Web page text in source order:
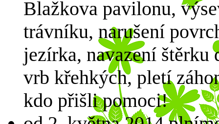
Blažkova pavilonu,
trávníku, narušení
jezírka, navazení
vrb křehkých, pletí
kdo přišli pomoci!